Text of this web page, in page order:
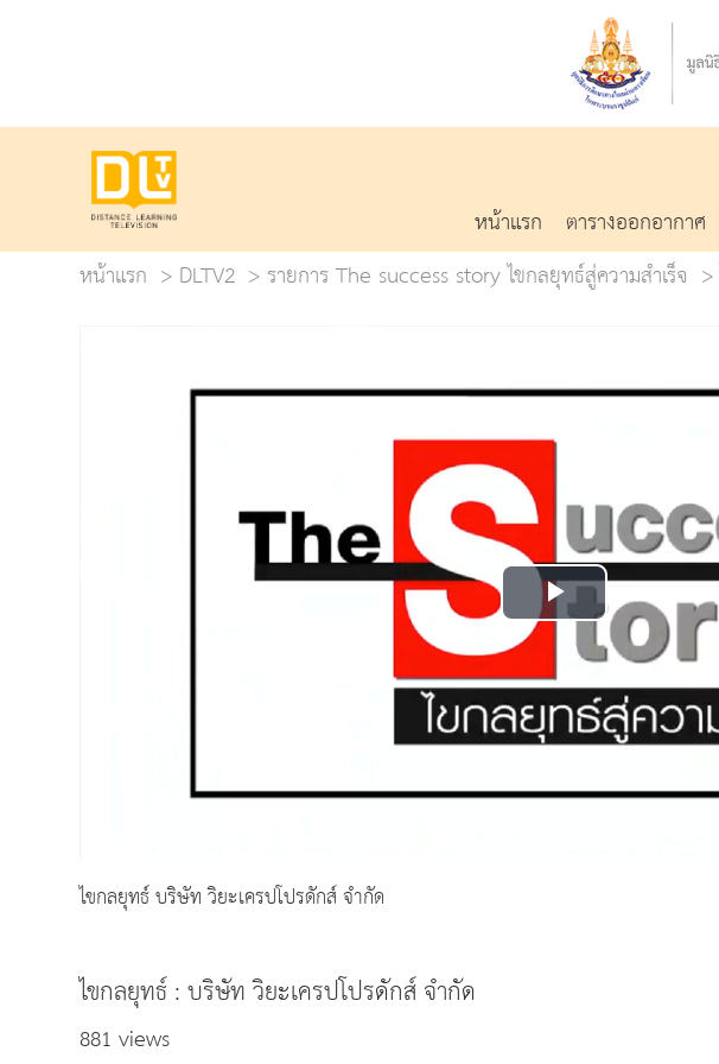
หน้าแรก ตารางออกอากาศ
หน้าแรก
DLTV2 รายการ The success story ไขกลยุทธ์สู่ความสำเร็จ
Play
Video
ไขกลยุทธ์ บริษัท วิยะเครปโปรดักส์ จำกัด
ไขกลยุทธ์ : บริษัท วิยะเครปโปรดักส์ จำกัด
881 views